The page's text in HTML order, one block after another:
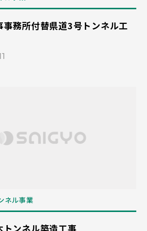
事務所付替県道3号トンネル工
ネル事業
ンネル築造工事